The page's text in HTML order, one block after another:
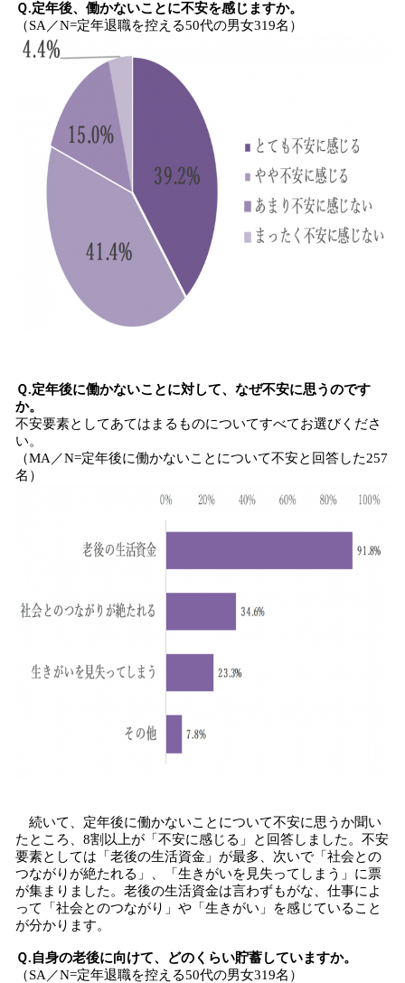
Ｑ.定年後、働かないことに不安を感じますか。
（SA／N=定年退職を控える50代の男女319名）
Ｑ.定年後に働かないことに対して、なぜ不安に思うのです
か。
不安要素としてあてはまるものについてすべてお選びくださ
い。
（MA／N=定年後に働かないことについて不安と回答した257
名）
続いて、定年後に働かないことについて不安に思うか聞い
たところ、8割以上が「不安に感じる」と回答しました。不安
要素としては「老後の生活資金」が最多、次いで「社会との
つながりが絶たれる」、「生きがいを見失ってしまう」に票
が集まりました。老後の生活資金は言わずもがな、仕事によ
って「社会とのつながり」や「生きがい」を感じていること
が分かります。
Ｑ.自身の老後に向けて、どのくらい貯蓄していますか。
（SA／N=定年退職を控える50代の男女319名）